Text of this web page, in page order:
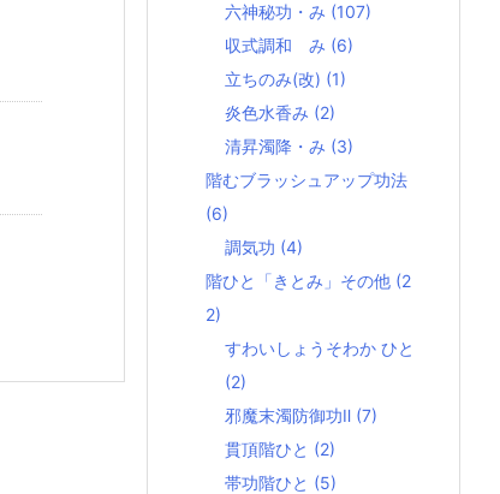
六神秘功・み (107)
収式調和 み (6)
立ちのみ(改) (1)
炎色水香み (2)
清昇濁降・み (3)
階むブラッシュアップ功法
(6)
調気功 (4)
階ひと「きとみ」その他 (2
2)
すわいしょうそわか ひと
(2)
邪魔末濁防御功Ⅱ (7)
貫頂階ひと (2)
帯功階ひと (5)